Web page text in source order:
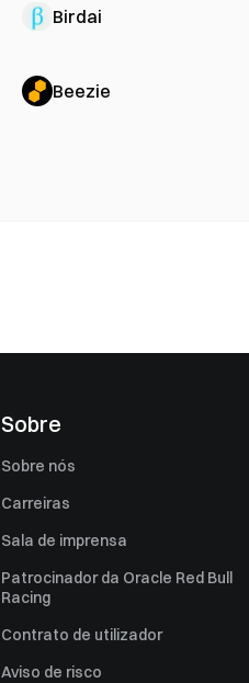
Birdai
Beezie
Sobre
Sobre nós
Carreiras
Sala de imprensa
Patrocinador da Oracle Red Bull
Racing
Contrato de utilizador
Aviso de risco